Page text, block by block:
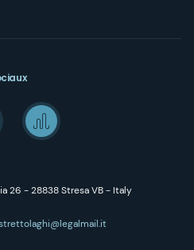
26 - 28838 Stresa VB - Italy